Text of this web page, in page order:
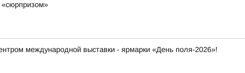
международной выставки - ярмарки «День поля-2026»!